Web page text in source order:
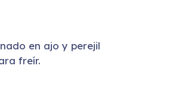
en ajo y perejil
freír.